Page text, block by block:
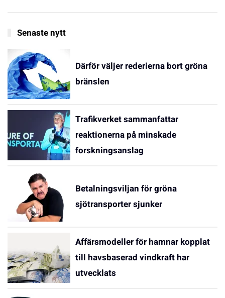
Senaste nytt
Därför väljer rederierna bort gröna
bränslen
Trafikverket sammanfattar
reaktionerna på minskade
forskningsanslag
Betalningsviljan för gröna
sjötransporter sjunker
Affärsmodeller för hamnar kopplat
till havsbaserad vindkraft har
utvecklats